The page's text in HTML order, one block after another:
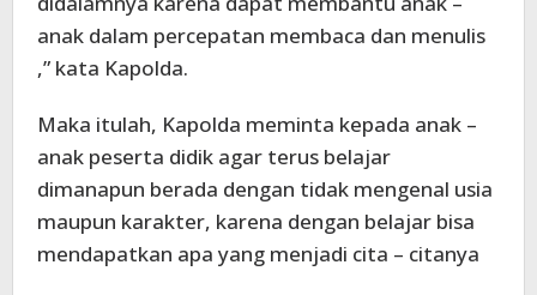
anak dalam percepatan membaca dan menulis
,” kata Kapolda.
Maka itulah, Kapolda meminta kepada anak –
anak peserta didik agar terus belajar
dimanapun berada dengan tidak mengenal usia
maupun karakter, karena dengan belajar bisa
mendapatkan apa yang menjadi cita – citanya